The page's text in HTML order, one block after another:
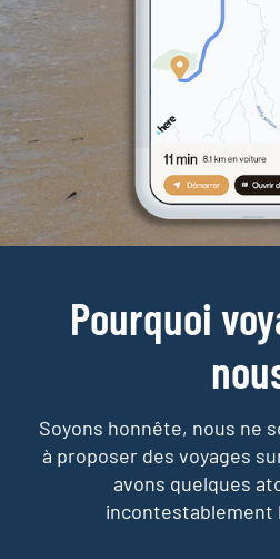
Pourquoi
Soyons honnête, nous ne
à proposer des voyages
avons quelques
incontestablement